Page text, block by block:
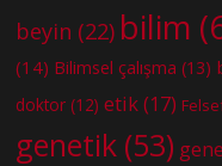
beyin (22) bilim
(14) Bilimsel çalışma (13)
doktor (12) etik(17)
genetik (53)